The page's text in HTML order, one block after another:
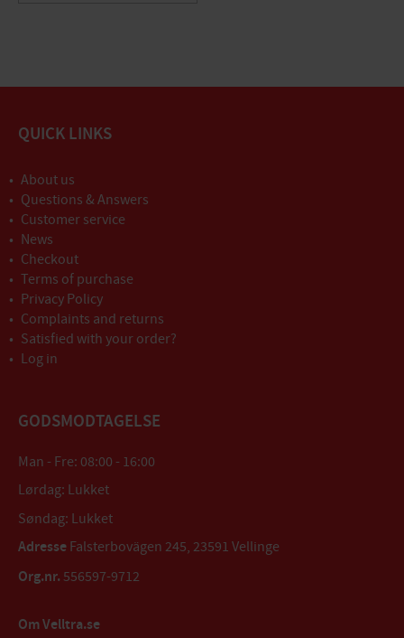
QUICK LINKS
About us
Questions & Answers
Customer service
News
Checkout
Terms of purchase
Privacy Policy
Complaints and returns
Satisfied with your order?
Log in
GODSMODTAGELSE
Man - Fre: 08:00 - 16:00
Lørdag: Lukket
Søndag: Lukket
Adresse Falsterbovägen 245, 23591 Vellinge
Org.nr. 556597-9712
Om Velltra.se